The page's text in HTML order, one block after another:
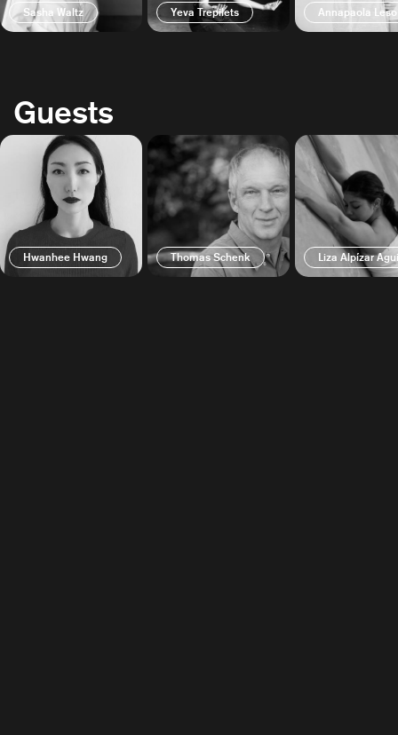
Sasha Waltz Yeva Trepilets Annapaola Leso
Guests
Hwanhee Hwang Thomas Schenk Liza Alpízar